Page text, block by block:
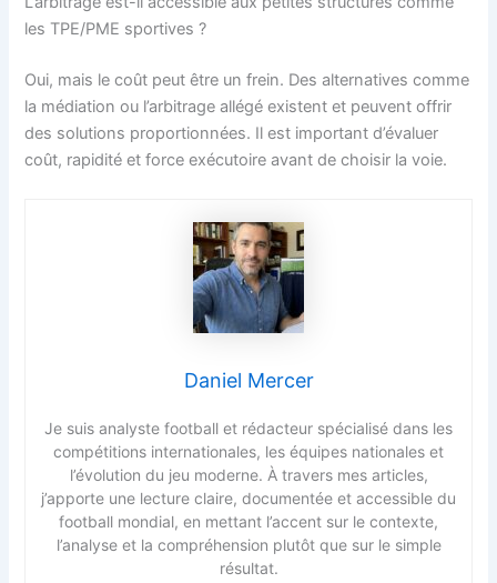
les TPE/PME sportives ?
Oui, mais le coût peut être un frein. Des alternatives comme
la médiation ou l’arbitrage allégé existent et peuvent offrir
des solutions proportionnées. Il est important d’évaluer
coût, rapidité et force exécutoire avant de choisir la voie.
Daniel Mercer
Je suis analyste football et rédacteur spécialisé dans les
compétitions internationales, les équipes nationales et
l’évolution du jeu moderne. À travers mes articles,
j’apporte une lecture claire, documentée et accessible du
football mondial, en mettant l’accent sur le contexte,
l’analyse et la compréhension plutôt que sur le simple
résultat.